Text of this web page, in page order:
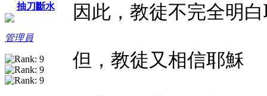
抽刀斷水
管理員
因此，教徒不完全明
但，教徒又相信耶穌